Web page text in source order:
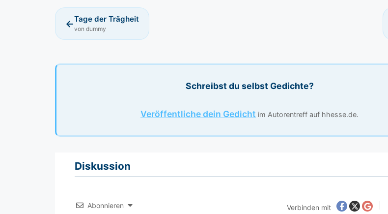
←Tage der Trägheit
von dummy
Schreibst du selbst Gedichte?
Veröffentliche dein Gedicht im Autorentreff auf hhesse.de.
Diskussion
Abonnieren Verbinden mit